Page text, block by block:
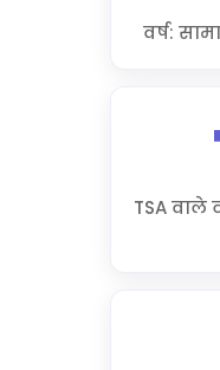
वर्ष:
TSA वाले